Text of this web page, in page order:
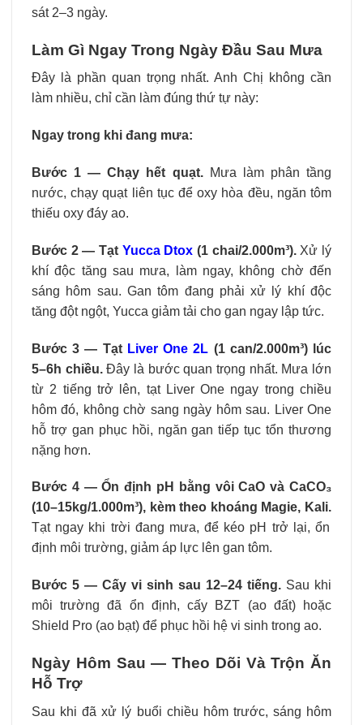
sát 2–3 ngày.
Làm Gì Ngay Trong Ngày Đầu Sau Mưa
Đây là phần quan trọng nhất. Anh Chị không cần
làm nhiều, chỉ cần làm đúng thứ tự này:
Ngay trong khi đang mưa:
Bước 1 — Chạy hết quạt.Mưa làm phân tầng
nước, chạy quạt liên tục để oxy hòa đều, ngăn tôm
thiếu oxy đáy ao.
Bước 2 — Tạt Yucca Dtox (1 chai/2.000m³).Xử lý
khí độc tăng sau mưa, làm ngay, không chờ đến
sáng hôm sau. Gan tôm đang phải xử lý khí độc
tăng đột ngột, Yucca giảm tải cho gan ngay lập tức.
Bước 3 — Tạt Liver One 2L (1 can/2.000m³) lúc
5–6h chiều.Đây là bước quan trọng nhất. Mưa lớn
từ 2 tiếng trở lên, tạt Liver One ngay trong chiều
hôm đó, không chờ sang ngày hôm sau. Liver One
hỗ trợ gan phục hồi, ngăn gan tiếp tục tổn thương
nặng hơn.
Bước 4 — Ổn định pH bằng vôi CaO và CaCO₃
(10–15kg/1.000m³), kèm theo khoáng Magie, Kali.
Tạt ngay khi trời đang mưa, để kéo pH trở lại, ổn
định môi trường, giảm áp lực lên gan tôm.
Bước 5 — Cấy vi sinh sau 12–24 tiếng. Sau khi
môi trường đã ổn định, cấy BZT (ao đất) hoặc
Shield Pro (ao bạt) để phục hồi hệ vi sinh trong ao.
Ngày Hôm Sau — Theo Dõi Và Trộn Ăn
Hỗ Trợ
Sau khi đã xử lý buổi chiều hôm trước, sáng hôm